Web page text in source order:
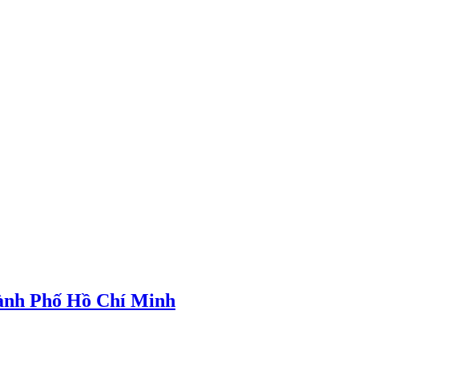
Phố Hồ Chí Minh